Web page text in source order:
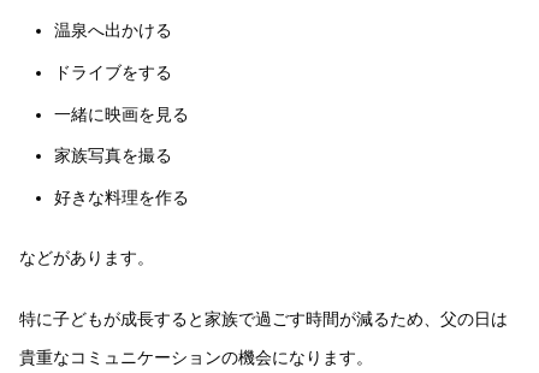
温泉へ出かける
ドライブをする
一緒に映画を見る
家族写真を撮る
好きな料理を作る
などがあります。
特に子どもが成長すると家族で過ごす時間が減るため、父の日は
貴重なコミュニケーションの機会になります。